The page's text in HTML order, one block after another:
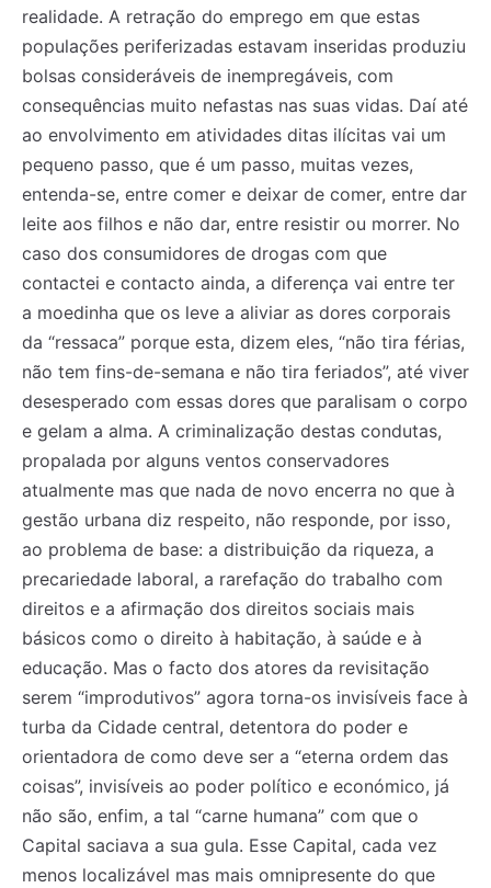
realidade. A retração do emprego em que estas
populações periferizadas estavam inseridas produziu
bolsas consideráveis de inempregáveis, com
consequências muito nefastas nas suas vidas. Daí até
ao envolvimento em atividades ditas ilícitas vai um
pequeno passo, que é um passo, muitas vezes,
entenda-se, entre comer e deixar de comer, entre dar
leite aos filhos e não dar, entre resistir ou morrer. No
caso dos consumidores de drogas com que
contactei e contacto ainda, a diferença vai entre ter
a moedinha que os leve a aliviar as dores corporais
da “ressaca” porque esta, dizem eles, “não tira férias,
não tem fins-de-semana e não tira feriados”, até viver
desesperado com essas dores que paralisam o corpo
e gelam a alma. A criminalização destas condutas,
propalada por alguns ventos conservadores
atualmente mas que nada de novo encerra no que à
gestão urbana diz respeito, não responde, por isso,
ao problema de base: a distribuição da riqueza, a
precariedade laboral, a rarefação do trabalho com
direitos e a afirmação dos direitos sociais mais
básicos como o direito à habitação, à saúde e à
educação. Mas o facto dos atores da revisitação
serem “improdutivos” agora torna-os invisíveis face à
turba da Cidade central, detentora do poder e
orientadora de como deve ser a “eterna ordem das
coisas”, invisíveis ao poder político e económico, já
não são, enfim, a tal “carne humana” com que o
Capital saciava a sua gula. Esse Capital, cada vez
menos localizável mas mais omnipresente do que